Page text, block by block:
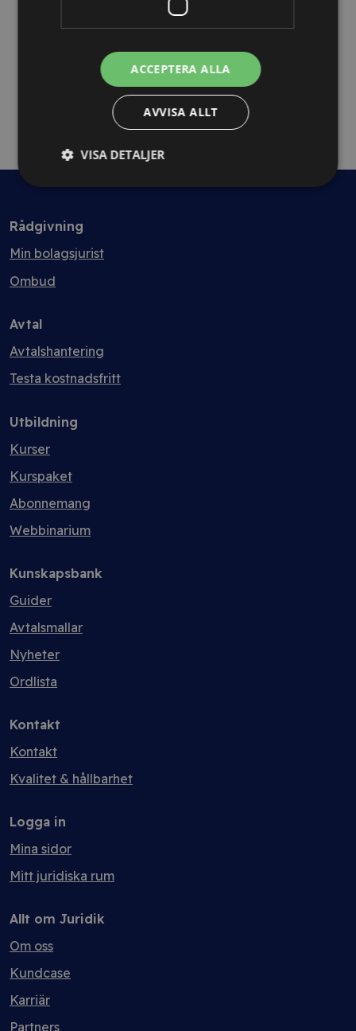
Rådgivning
Min bolagsjurist
Ombud
Avtal
Avtalshantering
Testa kostnadsfritt
Utbildning
Kurser
Kurspaket
Abonnemang
Webbinarium
Kunskapsbank
Guider
Avtalsmallar
Nyheter
Ordlista
Kontakt
Kontakt
Kvalitet & hållbarhet
Logga in
Mina sidor
Mitt juridiska rum
Allt om Juridik
Om oss
Kundcase
Karriär
Partners
ACCEPTERA ALLA
AVVISA ALLT
VISA DETALJER